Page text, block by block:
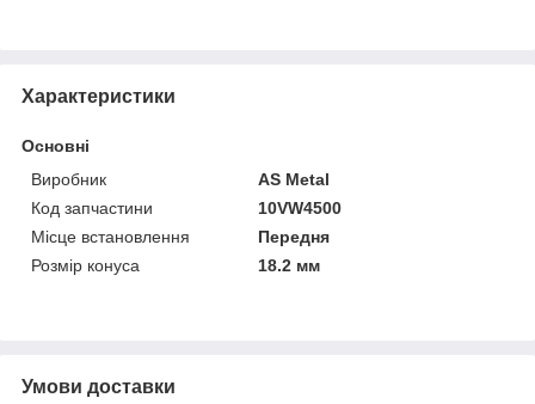
Характеристики
Основні
Виробник
AS Metal
Код запчастини
10VW4500
Місце встановлення
Передня
Розмір конуса
18.2 мм
Умови доставки